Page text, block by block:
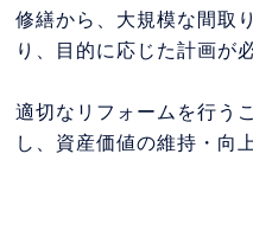
修繕から、大規模な間取
り、目的に応じた計画が
適切なリフォームを行う
し、資産価値の維持・向